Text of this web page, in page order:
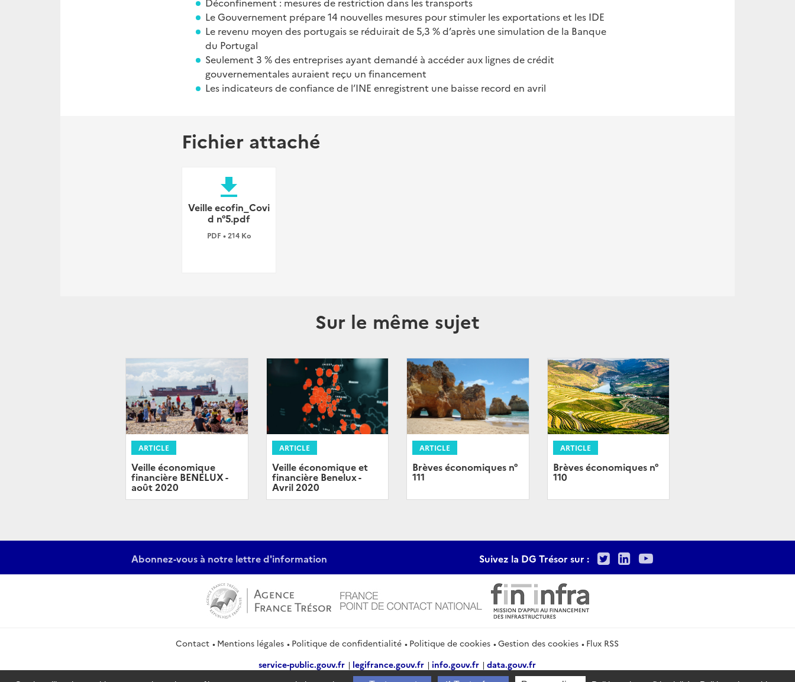
Le Gouvernement prépare 14 nouvelles mesures pour stimuler les exportations et les IDE
Le revenu moyen des portugais se réduirait de 5,3 % d’après une simulation de la Banque
du Portugal
Seulement 3 % des entreprises ayant demandé à accéder aux lignes de crédit
gouvernementales auraient reçu un financement
Les indicateurs de confiance de l’INE enregistrent une baisse record en avril
Fichier attaché
file_download
Veille ecofin_Covi
d n°5.pdf
PDF • 214 Ko
Sur le même sujet
ARTICLE
Veille économique
financière BENELUX -
août 2020
ARTICLE
Veille économique et
financière Benelux -
Avril 2020
ARTICLE
Brèves économiques n°
111
ARTICLE
Brèves économiques n°
110
Abonnez-vous à notre lettre d'information Suivez la DG Trésor sur : TwitterLinkedIn
Youtube
Contact Mentions légales Politique de confidentialité Politique de cookies Gestion des cookies
Flux RSS
service-public.gouv.fr
legifrance.gouv.fr info.gouv.fr
data.gouv.fr